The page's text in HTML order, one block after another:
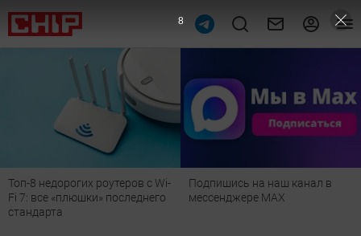
Топ-8 недорогих роутеров с Wi-
Fi 7: все «плюшки» последнего
стандарта
Подпишись на наш канал в
мессенджере МАХ
7